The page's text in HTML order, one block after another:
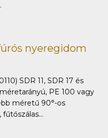
nyeregidom
SDR 11, SDR 17 és
PE 100 vagy
méretű 90°-os